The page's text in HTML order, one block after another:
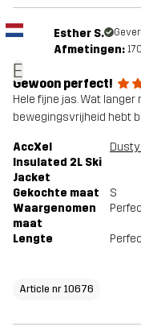
E
Esther S.
Afmetingen:
Gewoon perfect!
Hele fijne jas. Wat langer
bewegingsvrijheid hebt
AccXel
Insulated 2L Ski
Jacket
Gekochte maat
S
Waargenomen
maat
Lengte
Article nr 10676